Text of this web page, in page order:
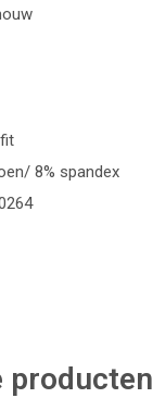
8% spandex
producten